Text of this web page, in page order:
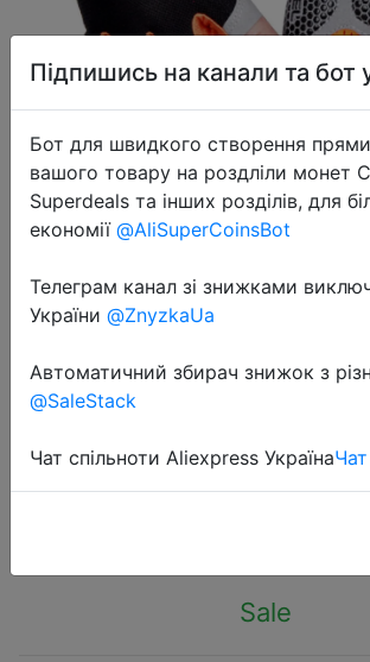
2023-05-06
HOT Cycling Anti-slip
Men Women Half Finger
Breathable Anti-shock
Sale
Підпишись на канали та бот
Бот для швидкого створення
вашого товару на роздліли монет
Superdeals та інших розділів, для
економії @AliSuperCoinsBot
Телеграм канал зі знижками
України @ZnyzkaUa
Автоматичний збирач знижок з
@SaleStack
Чат спільноти Aliexpress Україна